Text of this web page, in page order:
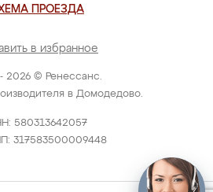
2026 © Ренессанс.
в Домодедово.
580313642057
317583500009448
ПРОЕЗДА
в избранное